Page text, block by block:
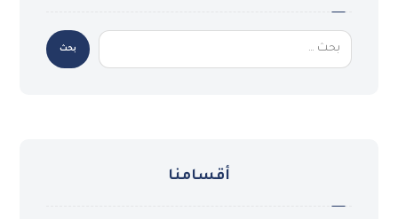
بحث
أقسامنا